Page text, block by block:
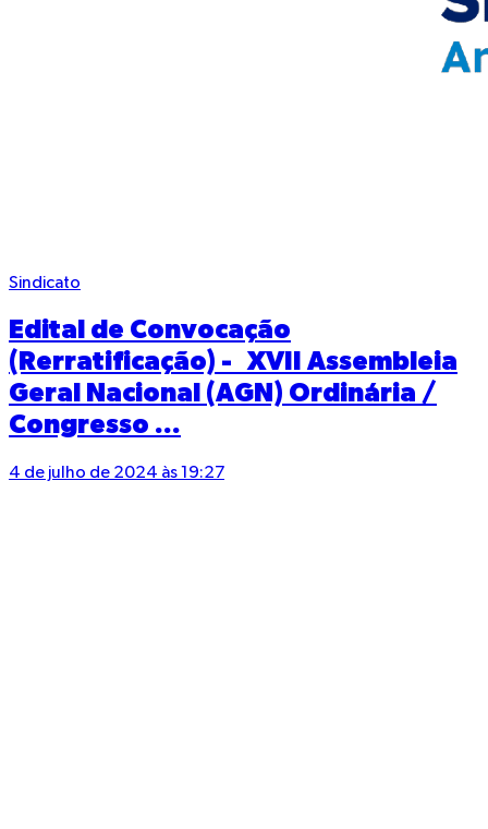
Sindicato
Edital de Convocação
(Rerratificação) - XVII Assembleia
Geral Nacional (AGN) Ordinária /
Congresso ...
4 de julho de 2024 às 19:27